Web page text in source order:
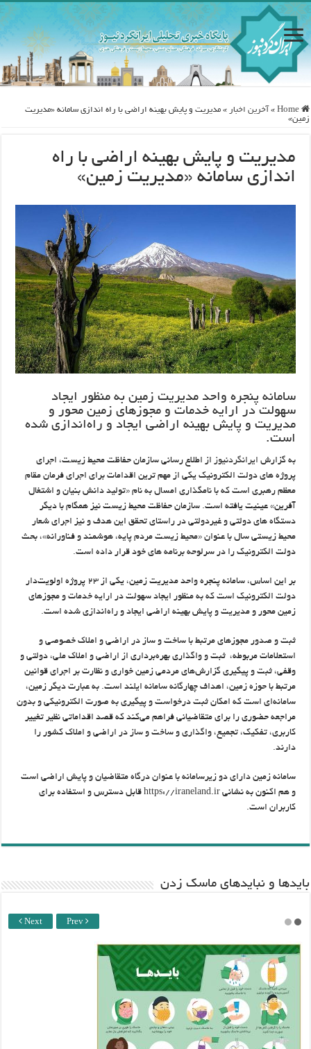
Home
» آخرین اخبار » مدیریت و پایش بهینه اراضی با راه اندازی سامانه «مدیریت
زمین»
مدیریت و پایش بهینه اراضی با راه
اندازی سامانه «مدیریت زمین»
سامانه پنجره واحد مدیریت زمین به منظور ایجاد
سهولت در ارایه خدمات و مجوزهای زمین محور و
مدیریت و پایش بهینه اراضی ایجاد و راه‌اندازی شده
است.
به گزارش ایرانگردنیوز از اطلاع رسانی سازمان حفاظت محیط زیست، اجرای
پروژه های دولت الکترونیک یکی از مهم ترین اقدامات برای اجرای فرمان مقام
معظم رهبری است که با نامگذاری امسال به نام «تولید دانش بنیان و اشتغال
آفرین» عینیت یافته است. سازمان حفاظت محیط زیست نیز همگام با دیگر
دستگاه های دولتی و غیردولتی در راستای تحقق این هدف و نیز اجرای شعار
محیط زیستی سال با عنوان «محیط زیست مردم پایه، هوشمند و فناورانه»، بحث
دولت الکترونیک را در سرلوحه برنامه های خود قرار داده است.
بر این اساس، سامانه پنجره واحد مدیریت زمین، یکی از ۲۳ پروژه اولویت‌دار
دولت الکترونیک است که به منظور ایجاد سهولت در ارایه خدمات و مجوزهای
زمین محور و مدیریت و پایش بهینه اراضی ایجاد و راه‌اندازی شده است.
ثبت و صدور مجوزهای مرتبط با ساخت و ساز در اراضی و املاک خصوصی و
استعلامات مربوطه، ثبت و واگذاری بهره‌برداری از اراضی و املاک ملی، دولتی و
وقفی، ثبت و پیگیری گزارش‌های مردمی زمین خواری و نظارت بر اجرای قوانین
مرتبط با حوزه زمین، اهداف چهارگانه‌ سامانه ایلند است. به عبارت دیگر زمین،
سامانه‌ای است که امکان ثبت درخواست و پیگیری به صورت الکترونیکی و بدون
مراجعه حضوری را برای متقاضیانی فراهم می‌کند که قصد اقداماتی نظیر تغییر
کاربری، تفکیک، تجمیع، واگذاری و ساخت و ساز در اراضی و املاک کشور را
دارند.
سامانه زمین دارای دو زیرسامانه با عنوان درگاه متقاضیان و پایش اراضی است
و هم اکنون به نشانی https://iraneland.ir قابل دسترس و استفاده برای
کاربران است.
باید‌ها و نبایدهای ماسک زدن
Next Prev